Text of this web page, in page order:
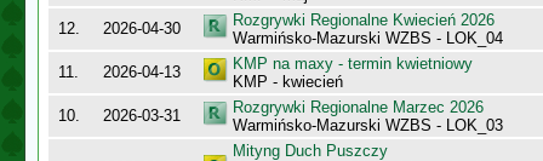
12.
2026-04-30
Rozgrywki Regionalne Kwiecień 2026
Warmińsko-Mazurski WZBS - LOK_04
11.
2026-04-13
KMP na maxy - termin kwietniowy
KMP - kwiecień
10.
2026-03-31
Rozgrywki Regionalne Marzec 2026
Warmińsko-Mazurski WZBS - LOK_03
Mityng Duch Puszczy